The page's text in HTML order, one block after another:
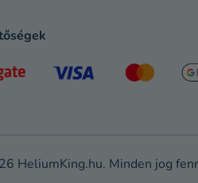
HeliumKing.hu. Minden jog